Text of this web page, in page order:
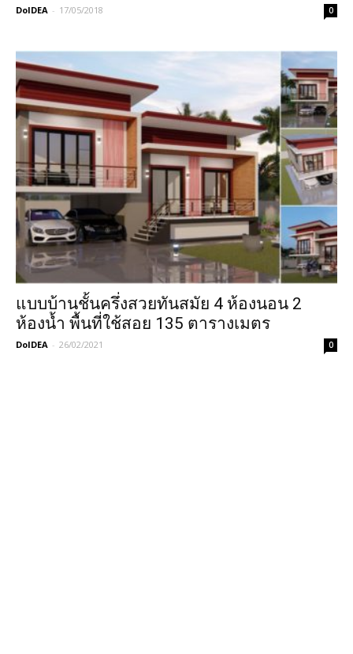
DoIDEA - 17/05/2018 0
แบบบ้านชั้นครึ่งสวยทันสมัย 4 ห้องนอน 2
ห้องน้ำ พื้นที่ใช้สอย 135 ตารางเมตร
DoIDEA - 26/02/2021 0